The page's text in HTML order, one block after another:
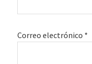
Correo electrónico *